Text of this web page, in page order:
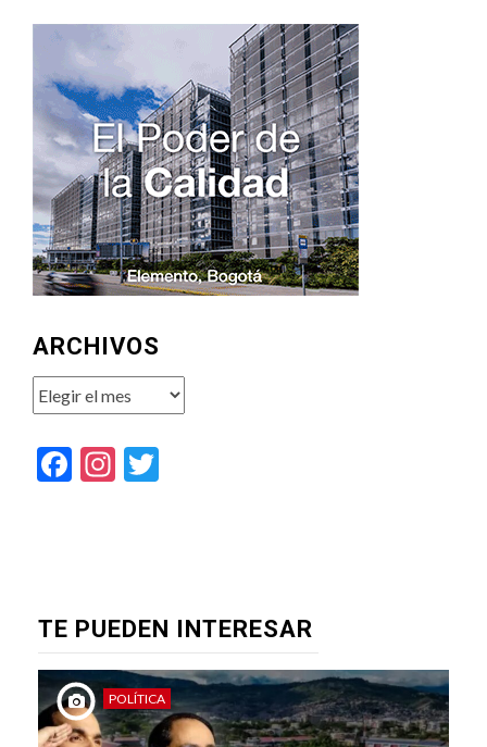
ARCHIVOS
Archivos
Facebook
Instagram
TE PUEDEN INTERESAR
POLÍTICA